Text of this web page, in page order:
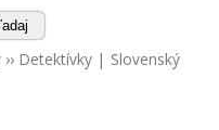
›› Detektívky | Slovenský